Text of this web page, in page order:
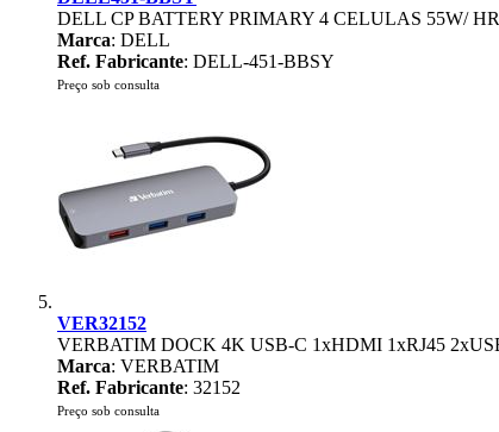
DELL CP BATTERY PRIMARY 4 CELULAS 55W/
Marca: DELL
Ref. Fabricante: DELL-451-BBSY
Preço sob consulta
VER32152
VERBATIM DOCK 4K USB-C 1xHDMI 1xRJ45
Marca: VERBATIM
Ref. Fabricante: 32152
Preço sob consulta